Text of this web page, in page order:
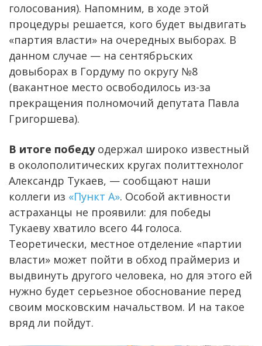
голосования). Напомним, в ходе этой
процедуры решается, кого будет выдвигать
«партия власти» на очередных выборах. В
данном случае — на сентябрьских
довыборах в Гордуму по округу №8
(вакантное место освободилось из-за
прекращения полномочий депутата Павла
Григоршева).
В итоге победуодержал широко известный
в околополитических кругах политтехнолог
Александр Тукаев, — сообщают наши
коллеги из «Пункт А». Особой активности
астраханцы не проявили: для победы
Тукаеву хватило всего 44 голоса.
Теоретически, местное отделение «партии
власти» может пойти в обход праймериз и
выдвинуть другого человека, но для этого ей
нужно будет серьезное обоснование перед
своим московским начальством. И на такое
вряд ли пойдут.